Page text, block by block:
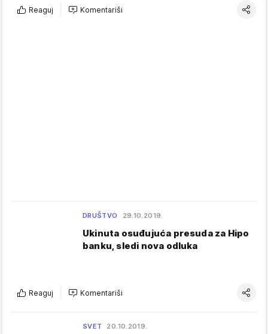
Reaguj Komentariši
DRUŠTVO 29.10.2019.
Ukinuta osuđujuća presuda za Hipo
banku, sledi nova odluka
Reaguj Komentariši
SVET 20.10.2019.